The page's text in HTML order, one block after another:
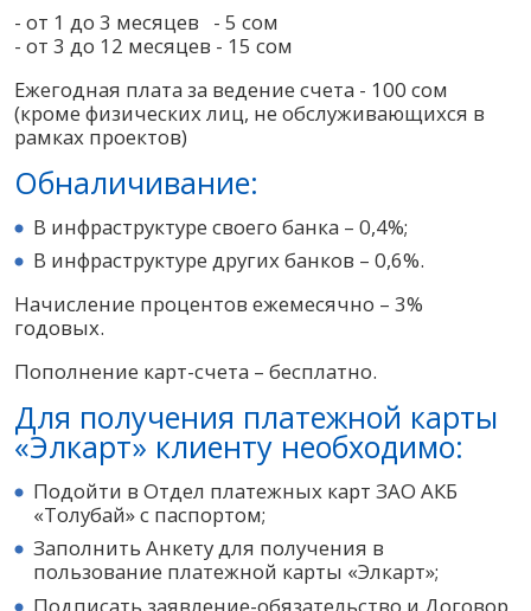
- от 1 до 3 месяцев - 5 сом
- от 3 до 12 месяцев - 15 сом
Ежегодная плата за ведение счета - 100 сом
(кроме физических лиц, не обслуживающихся в
рамках проектов)
Обналичивание:
В инфраструктуре своего банка – 0,4%;
В инфраструктуре других банков – 0,6%.
Начисление процентов ежемесячно – 3%
годовых.
Пополнение карт-счета – бесплатно.
Для получения платежной карты
«Элкарт» клиенту необходимо:
Подойти в Отдел платежных карт ЗАО АКБ
«Толубай» с паспортом;
Заполнить Анкету для получения в
пользование платежной карты «Элкарт»;
Подписать заявление-обязательство и Договор